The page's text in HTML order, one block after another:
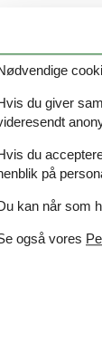
du giver
du
på
kan når som
også vores